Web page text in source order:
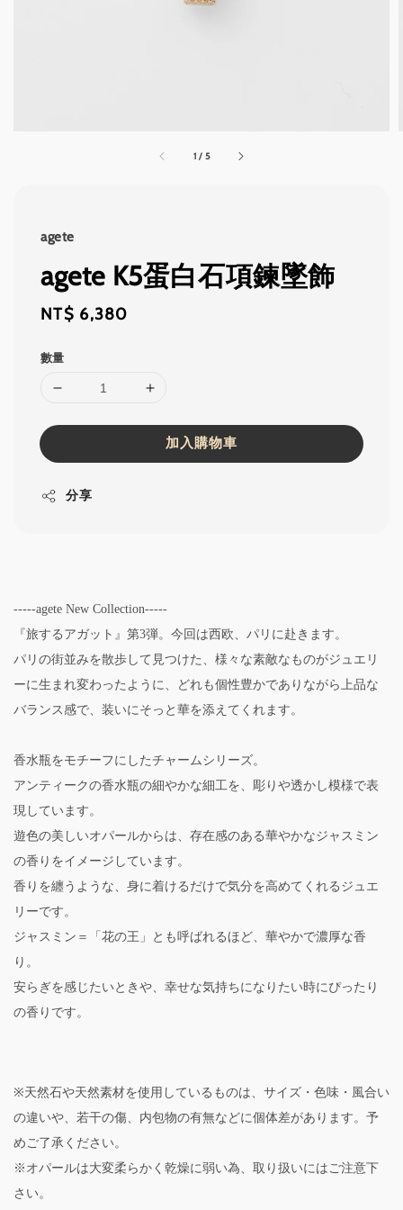
1 / 5
agete
agete K5蛋白石項鍊墜飾
Regular
NT$ 6,380
數量
加入購物車
分享
-----agete New Collection-----
『旅するアガット』第3弾。今回は西欧、パリに赴きます。
パリの街並みを散歩して見つけた、様々な素敵なものがジュエリ
ーに生まれ変わったように、どれも個性豊かでありながら上品な
バランス感で、装いにそっと華を添えてくれます。
香水瓶をモチーフにしたチャームシリーズ。
アンティークの香水瓶の細やかな細工を、彫りや透かし模様で表
現しています。
遊色の美しいオパールからは、存在感のある華やかなジャスミン
の香りをイメージしています。
香りを纏うような、身に着けるだけで気分を高めてくれるジュエ
リーです。
ジャスミン＝「花の王」とも呼ばれるほど、華やかで濃厚な香
り。
安らぎを感じたいときや、幸せな気持ちになりたい時にぴったり
の香りです。
※天然石や天然素材を使用しているものは、サイズ・色味・風合い
の違いや、若干の傷、内包物の有無などに個体差があります。予
めご了承ください。
※オパールは大変柔らかく乾燥に弱い為、取り扱いにはご注意下
さい。